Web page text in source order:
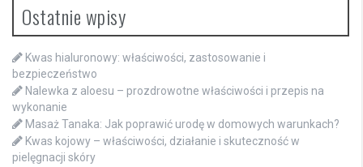
Ostatnie wpisy
Kwas hialuronowy: właściwości, zastosowanie i
bezpieczeństwo
Nalewka z aloesu – prozdrowotne właściwości i przepis na
wykonanie
Masaż Tanaka: Jak poprawić urodę w domowych warunkach?
Kwas kojowy – właściwości, działanie i skuteczność w
pielęgnacji skóry